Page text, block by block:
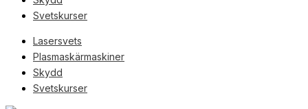
Svetskurser
Lasersvets
Plasmaskärmaskiner
Skydd
Svetskurser